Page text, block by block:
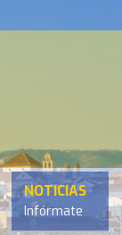
NOTICIAS
Infórmate